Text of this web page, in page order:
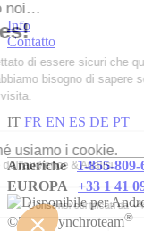
Info
Contatto
IT FR EN ES DE PT
Americhe1-855-809-
EUROPA +33 1 41
©2026 Synchroteam®